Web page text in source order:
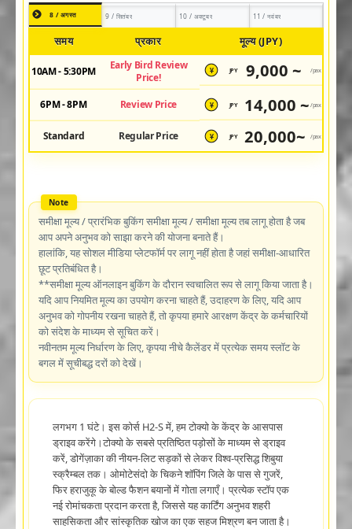
8 / अगस्त 9 / सितंबर 10 / अक्टूबर 11 / नवंबर
समय प्रकार मूल्य (JPY)
10AM - 5:30PM
Early Bird Review
Price!
¥ JPY 9,000 ~ /pax
6PM - 8PM Review Price ¥ JPY 14,000 ~ /pax
Standard Regular Price ¥ JPY 20,000~ /pax
समीक्षा मूल्य / प्रारंभिक बुकिंग समीक्षा मूल्य / समीक्षा मूल्य तब लागू होता है जब
आप अपने अनुभव को साझा करने की योजना बनाते हैं।
हालांकि, यह सोशल मीडिया प्लेटफॉर्म पर लागू नहीं होता है जहां समीक्षा-आधारित
छूट प्रतिबंधित है।
**समीक्षा मूल्य ऑनलाइन बुकिंग के दौरान स्वचालित रूप से लागू किया जाता है।
यदि आप नियमित मूल्य का उपयोग करना चाहते हैं, उदाहरण के लिए, यदि आप
अनुभव को गोपनीय रखना चाहते हैं, तो कृपया हमारे आरक्षण केंद्र के कर्मचारियों
को संदेश के माध्यम से सूचित करें।
नवीनतम मूल्य निर्धारण के लिए, कृपया नीचे कैलेंडर में प्रत्येक समय स्लॉट के
बगल में सूचीबद्ध दरों को देखें।
लगभग 1 घंटे। इस कोर्स H2-S में, हम टोक्यो के केंद्र के आसपास
ड्राइव करेंगे।टोक्यो के सबसे प्रतिष्ठित पड़ोसों के माध्यम से ड्राइव
करें, डोगेंज़ाका की नीयन-लिट सड़कों से लेकर विश्व-प्रसिद्ध शिबुया
स्क्रैम्बल तक। ओमोटेसंदो के चिकने शॉपिंग जिले के पास से गुजरें,
फिर हराजुकू के बोल्ड फैशन बयानों में गोता लगाएँ। प्रत्येक स्टॉप एक
नई रोमांचकता प्रदान करता है, जिससे यह कार्टिंग अनुभव शहरी
साहसिकता और सांस्कृतिक खोज का एक सहज मिश्रण बन जाता है।